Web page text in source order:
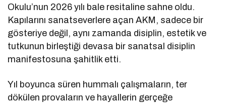
Okulu’nun 2026 yılı bale resitaline sahne oldu.
Kapılarını sanatseverlere açan AKM, sadece bir
gösteriye değil, aynı zamanda disiplin, estetik ve
tutkunun birleştiği devasa bir sanatsal disiplin
manifestosuna şahitlik etti.
Yıl boyunca süren hummalı çalışmaların, ter
dökülen provaların ve hayallerin gerçeğe